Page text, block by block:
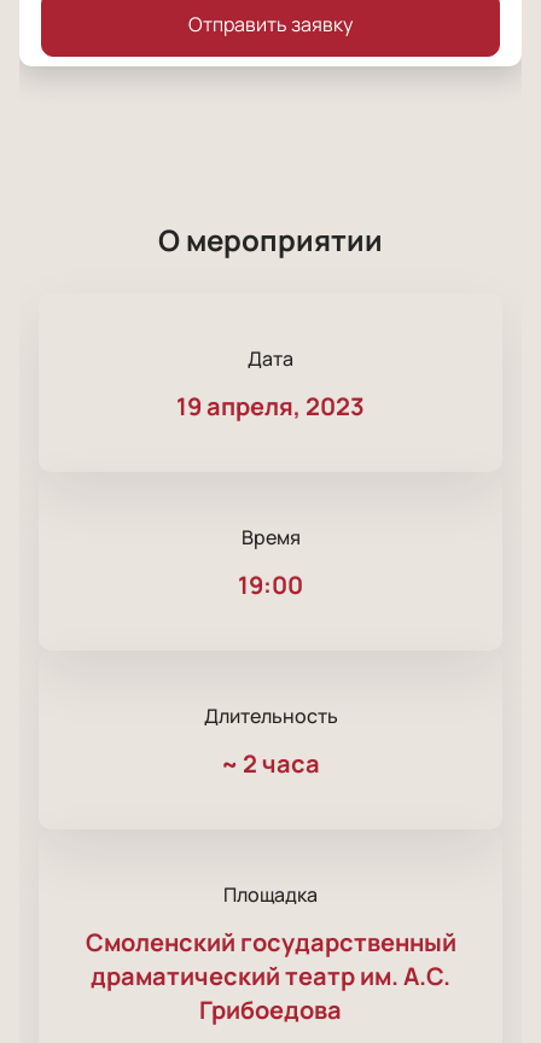
Отправить заявку
О мероприятии
Дата
19 апреля, 2023
Время
19:00
Длительность
~ 2 часа
Площадка
Смоленский государственный
драматический театр им. А.С.
Грибоедова